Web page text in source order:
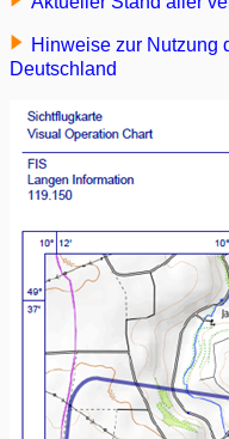
Hinweise zur Nutzung
Deutschland